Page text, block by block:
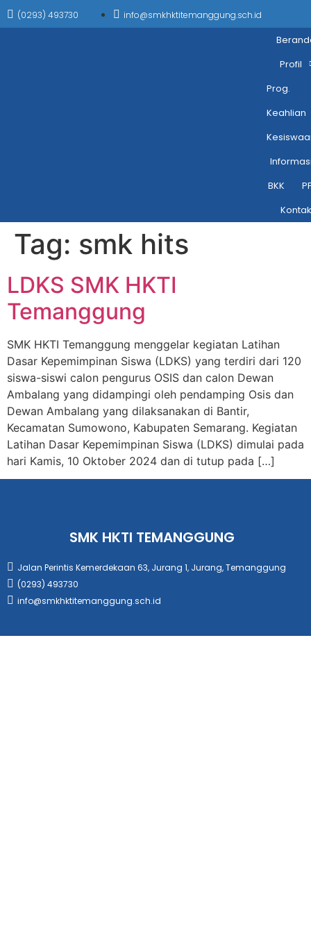
(0293) 493730 info@smkhktitemanggung.sch.id
Profil
Prog.
Keahlian
BKK
Tag: smk hits
LDKS SMK HKTI
Temanggung
SMK HKTI Temanggung menggelar kegiatan Latihan
Dasar Kepemimpinan Siswa (LDKS) yang terdiri dari 120
siswa-siswi calon pengurus OSIS dan calon Dewan
Ambalang yang didampingi oleh pendamping Osis dan
Dewan Ambalang yang dilaksanakan di Bantir,
Kecamatan Sumowono, Kabupaten Semarang. Kegiatan
Latihan Dasar Kepemimpinan Siswa (LDKS) dimulai pada
hari Kamis, 10 Oktober 2024 dan di tutup pada […]
SMK HKTI TEMANGGUNG
Jalan Perintis Kemerdekaan 63, Jurang 1, Jurang, Temanggung
(0293) 493730
info@smkhktitemanggung.sch.id